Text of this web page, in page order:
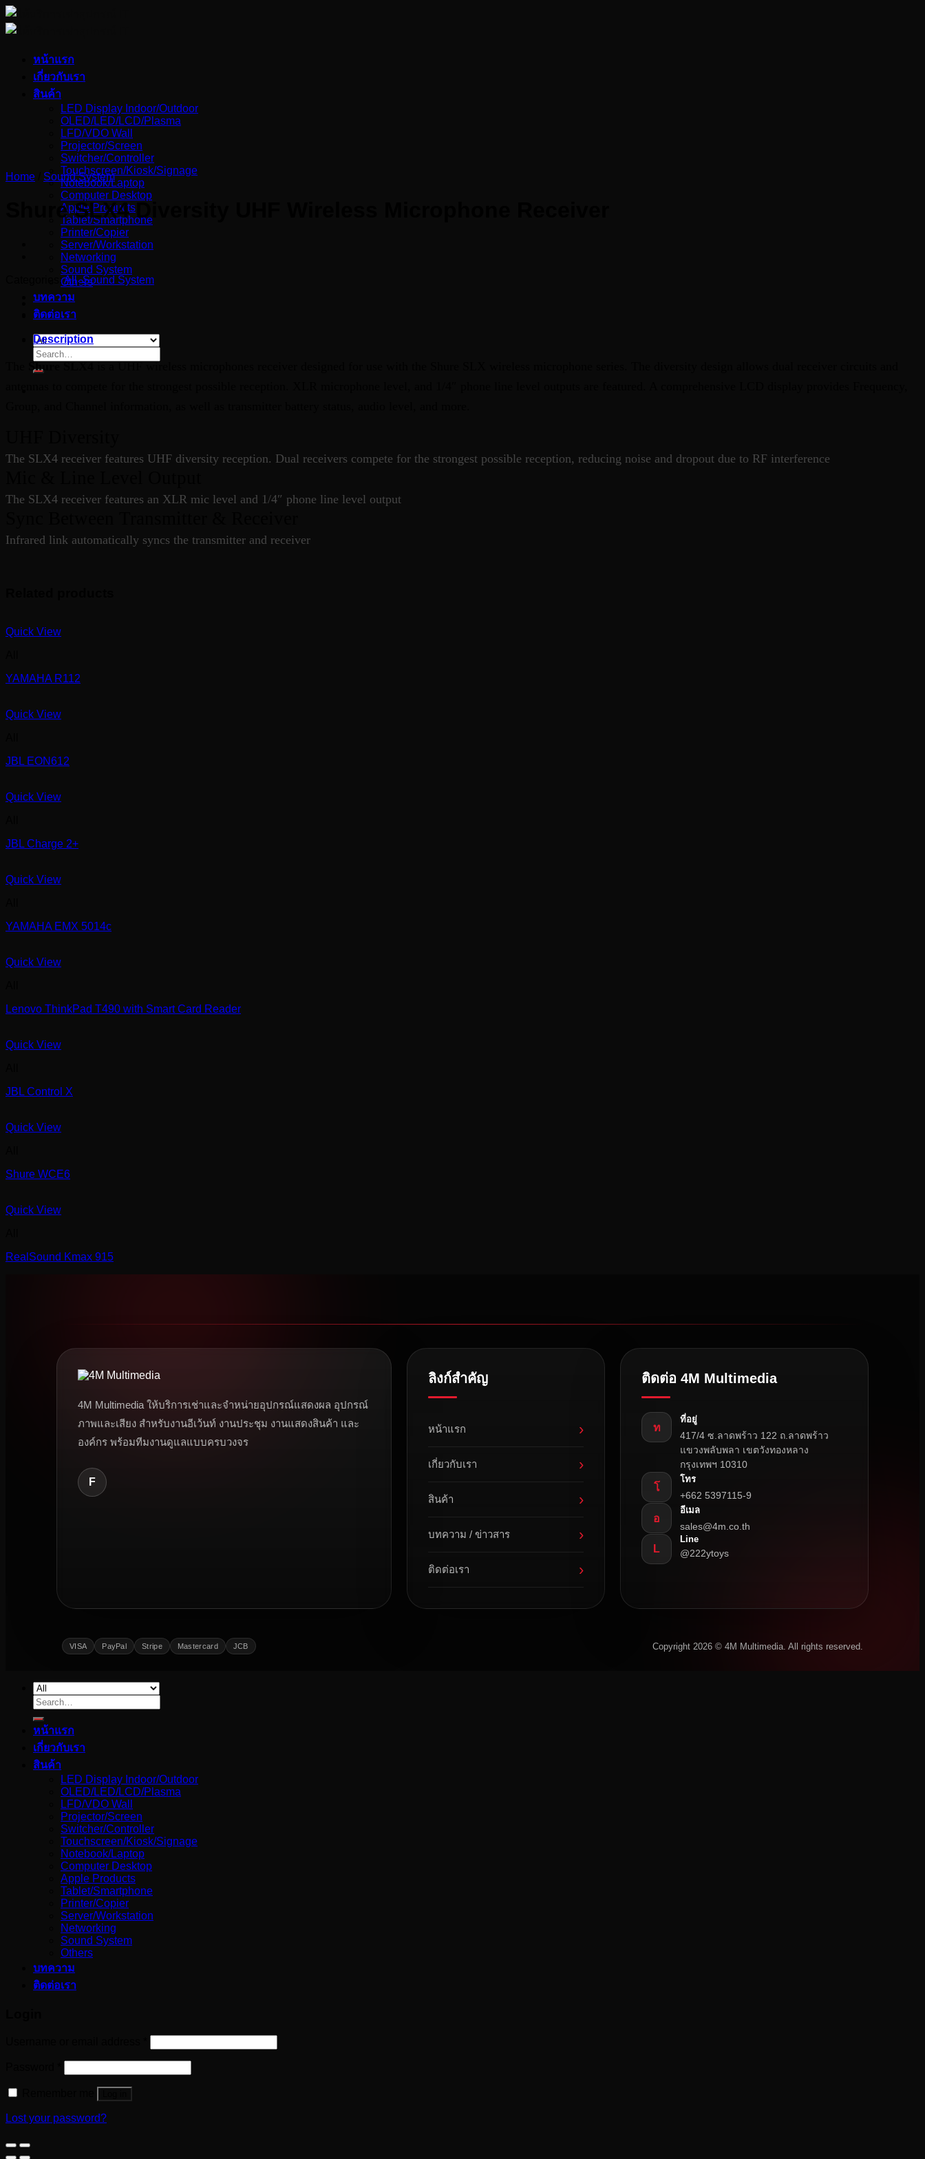
Skip
to
content
หน้าแรก
เกี่ยวกับเรา
สินค้า
LED Display Indoor/Outdoor
OLED/LED/LCD/Plasma
LFD/VDO Wall
Projector/Screen
Switcher/Controller
Touchscreen/Kiosk/Signage
Notebook/Laptop
Computer Desktop
Apple Products
Tablet/Smartphone
Printer/Copier
Server/Workstation
Networking
Sound System
Others
บทความ
ติดต่อเรา
Search
for:
Home Sound System
Shure SLX4 Diversity UHF Wireless Microphone Receiver
Categories:All,Sound System
Description
Shure SLX4is a UHF wireless microphones receiver designed for use with the Shure SLX wireless microphone series. The diversity design allows dual receiver circuits and
The SLX4 receiver features UHF diversity reception. Dual receivers compete for the strongest possible reception, reducing noise and dropout due to RF interference
The SLX4 receiver features an XLR mic level and 1/4″ phone line level output
Infrared link automatically syncs the transmitter and receiver
Quick View
YAMAHA R112
Quick View
JBL EON612
Quick View
JBL Charge 2+
Quick View
YAMAHA EMX 5014c
Quick View
Lenovo ThinkPad T490 with Smart Card Reader
Quick View
JBL Control X
Quick View
Shure WCE6
Quick View
RealSound Kmax 915
4M Multimedia ให้บริการเช่าและจำหน่ายอุปกรณ์แสดงผล อุปกรณ์
ภาพและเสียง สำหรับงานอีเว้นท์ งานประชุม งานแสดงสินค้า และ
องค์กร พร้อมทีมงานดูแลแบบครบวงจร
F
ลิงก์สำคัญ
หน้าแรก ›
เกี่ยวกับเรา ›
สินค้า ›
บทความ / ข่าวสาร ›
ติดต่อเรา ›
ติดต่อ 4M Multimedia
ท
ที่อยู่
417/4 ซ.ลาดพร้าว 122 ถ.ลาดพร้าว
แขวงพลับพลา เขตวังทองหลาง
กรุงเทพฯ 10310
โ
โทร
+662 5397115-9
อ
อีเมล
sales@4m.co.th
L
Line
@222ytoys
VISA PayPal Stripe Mastercard JCB Copyright 2026 © 4M Multimedia. All rights reserved.
Search
for:
หน้าแรก
เกี่ยวกับเรา
สินค้า
LED Display Indoor/Outdoor
OLED/LED/LCD/Plasma
LFD/VDO Wall
Projector/Screen
Switcher/Controller
Touchscreen/Kiosk/Signage
Notebook/Laptop
Computer Desktop
Apple Products
Tablet/Smartphone
Printer/Copier
Server/Workstation
Networking
Sound System
Others
บทความ
ติดต่อเรา
Lost your password?